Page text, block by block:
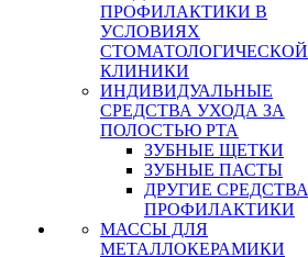
ПРОФИЛАКТИКИ В
УСЛОВИЯХ
СТОМАТОЛОГИЧЕСКОЙ
КЛИНИКИ
ИНДИВИДУАЛЬНЫЕ
СРЕДСТВА УХОДА ЗА
ПОЛОСТЬЮ РТА
ЗУБНЫЕ ЩЕТКИ
ЗУБНЫЕ ПАСТЫ
ДРУГИЕ СРЕДСТВА
ПРОФИЛАКТИКИ
МАССЫ ДЛЯ
МЕТАЛЛОКЕРАМИКИ